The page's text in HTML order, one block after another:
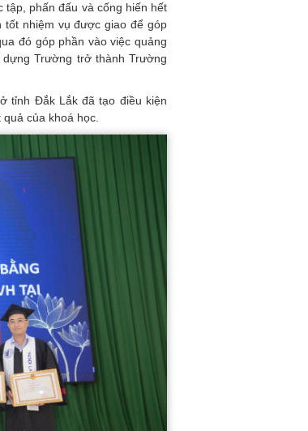
tập, phấn đấu và cống hiến hết
nhiệm vụ được giao để góp
đó góp phần vào việc quảng
Trường trở thành Trường
tỉnh Đắk Lắk đã tạo điều kiện
của khoá học.